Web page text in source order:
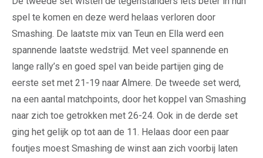
spel te komen en deze werd helaas verloren door
Smashing. De laatste mix van Teun en Ella werd een
spannende laatste wedstrijd. Met veel spannende en
lange rally’s en goed spel van beide partijen ging de
eerste set met 21-19 naar Almere. De tweede set werd,
na een aantal matchpoints, door het koppel van Smashing
naar zich toe getrokken met 26-24. Ook in de derde set
ging het gelijk op tot aan de 11. Helaas door een paar
foutjes moest Smashing de winst aan zich voorbij laten